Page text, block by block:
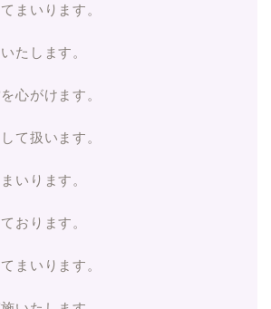
まいります。
たします。
心がけます。
て扱います。
いります。
おります。
まいります。